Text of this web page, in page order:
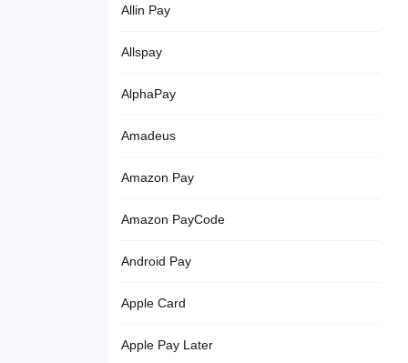
Allin Pay
Allspay
AlphaPay
Amadeus
Amazon Pay
Amazon PayCode
Android Pay
Apple Card
Apple Pay Later